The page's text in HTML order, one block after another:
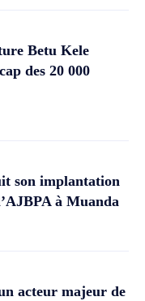
Betu Kele
des 20 000
son implantation
à Muanda
acteur majeur de